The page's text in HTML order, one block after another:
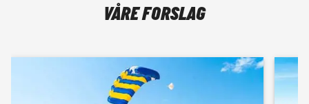
VÅRE FORSLAG